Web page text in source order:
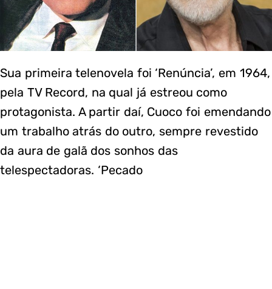
Sua primeira telenovela foi ‘Renúncia’, em 1964,
pela TV Record, na qual já estreou como
protagonista. A partir daí, Cuoco foi emendando
um trabalho atrás do outro, sempre revestido
da aura de galã dos sonhos das
telespectadoras. ‘Pecado